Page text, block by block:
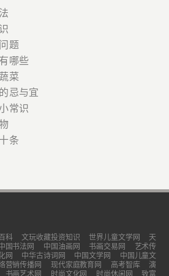
题
哪些
菜
忌与宜
常识
条
科 文玩收藏投资知识 世界儿童文学网
天
国书法网 中国油画网 书画交易网
艺术传
网 中华古诗词网 中国文学网
中国儿童文
营销传播网 现代家庭教育网 高考智库
演
书画艺术网 时尚文化网 时尚休闲网 致富